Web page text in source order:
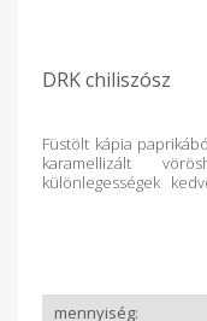
DRK chiliszósz
Füstölt kápia
karamellizált
különlegességek